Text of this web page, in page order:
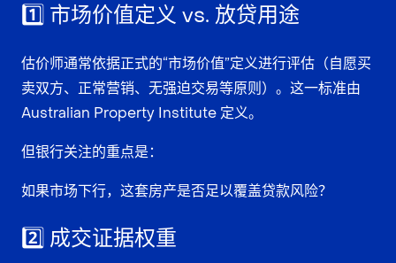
1️⃣ 市场价值定义 vs. 放贷用途
估价师通常依据正式的“市场价值”定义进行评估（自愿买
卖双方、正常营销、无强迫交易等原则）。这一标准由
Australian Property Institute 定义。
但银行关注的重点是：
如果市场下行，这套房产是否足以覆盖贷款风险？
2️⃣ 成交证据权重